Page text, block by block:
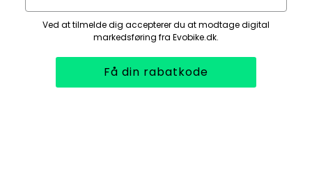
Ved at tilmelde dig accepterer du at modtage digital
markedsføring fra Evobike.dk.
Få din rabatkode